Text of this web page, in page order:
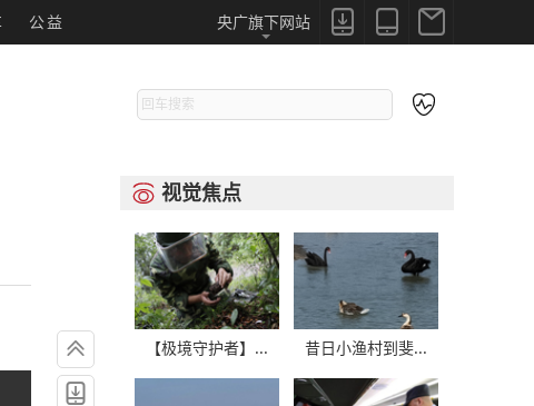
公益 


央广旗下网站



 视觉焦点
【极境守护者】... 昔日小渔村到斐...